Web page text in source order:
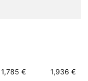
1,785 € 1,936 €